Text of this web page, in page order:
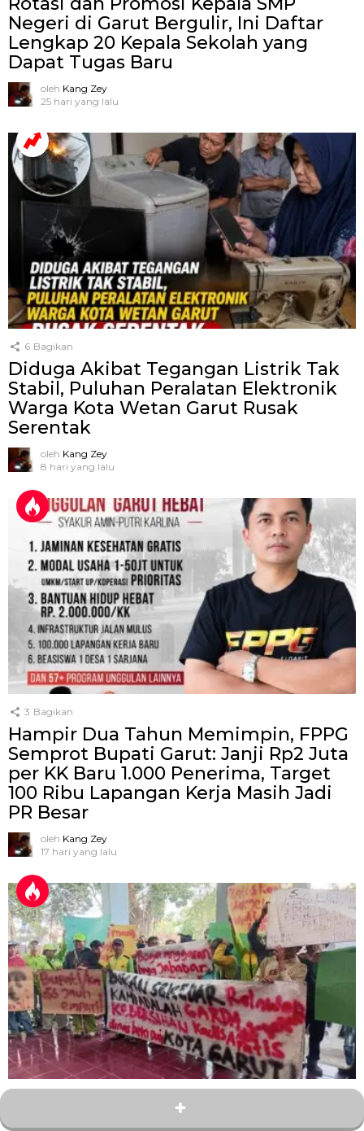
Negeri di Garut Bergulir, Ini Daftar
Lengkap 20 Kepala Sekolah yang
Dapat Tugas Baru
oleh Kang Zey
25 hari yang lalu
6 Bagikan
Diduga Akibat Tegangan Listrik Tak
Stabil, Puluhan Peralatan Elektronik
Warga Kota Wetan Garut Rusak
Serentak
oleh Kang Zey
8 hari yang lalu
3 Bagikan
Hampir Dua Tahun Memimpin, FPPG
Semprot Bupati Garut: Janji Rp2 Juta
per KK Baru 1.000 Penerima, Target
100 Ribu Lapangan Kerja Masih Jadi
PR Besar
oleh Kang Zey
17 hari yang lalu
Turunkan Kadis LH atau Ganti Bupati,